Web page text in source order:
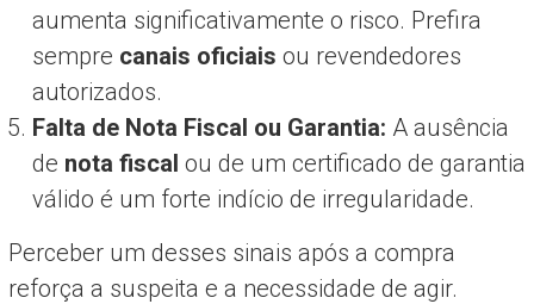
aumenta significativamente o risco. Prefira
sempre canais oficiais ou revendedores
autorizados.
Falta de Nota Fiscal ou Garantia: A ausência
de nota fiscal ou de um certificado de garantia
válido é um forte indício de irregularidade.
Perceber um desses sinais após a compra
reforça a suspeita e a necessidade de agir.